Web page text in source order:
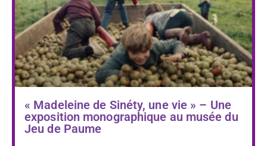
« Madeleine de Sinéty, une vie » – Une
exposition monographique au musée du
Jeu de Paume